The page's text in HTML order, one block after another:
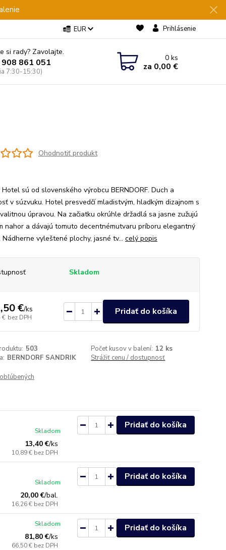
EUR Prihlásenie
si rady? Zavolajte.
861 051
7:30-15:30)
0ks
za 0,00 €
Ohodnotiť produkt
Hotel sú od slovenského výrobcu BERNDORF. Duch a
v súzvuku. Hotel presvedčí mladistvým, hladkým dizajnom s
úpravou. Na začiatku okrúhle držadlá sa jasne zužujú
nahor a dávajú tomuto decentnémutvaru príboru elegantný
Nádherne vyleštené plochy, jasné tv... celý popis
Skladom
€/ks
€ bez DPH
Pridať do košíka
503 Počet kusov v balení: 12 ks
BERNDORF SANDRIK Strážiť cenu / dostupnosť
13,40 €/ks
10,89 € bez DPH
Skladom
Pridať do košíka
20,00 €/bal.
16,26 € bez DPH
Skladom
Pridať do košíka
81,80 €/ks
66,50 € bez DPH
Skladom Pridať do košíka